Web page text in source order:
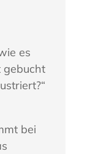
es
gebucht
bei